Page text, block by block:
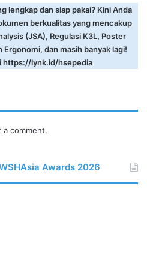
lengkap dan siap pakai? Kini Anda
berkualitas yang mencakup
(JSA), Regulasi K3L, Poster
Ergonomi, dan masih banyak lagi!
https://lynk.id/hsepedia
a comment.
Awards 2026